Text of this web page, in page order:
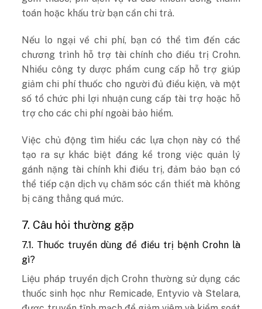
toán hoặc khấu trừ bạn cần chi trả.
Nếu lo ngại về chi phí, bạn có thể tìm đến các
chương trình hỗ trợ tài chính cho điều trị Crohn.
Nhiều công ty dược phẩm cung cấp hỗ trợ giúp
giảm chi phí thuốc cho người đủ điều kiện, và một
số tổ chức phi lợi nhuận cung cấp tài trợ hoặc hỗ
trợ cho các chi phí ngoài bảo hiểm.
Việc chủ động tìm hiểu các lựa chọn này có thể
tạo ra sự khác biệt đáng kể trong việc quản lý
gánh nặng tài chính khi điều trị, đảm bảo bạn có
thể tiếp cận dịch vụ chăm sóc cần thiết mà không
bị căng thẳng quá mức.
7. Câu hỏi thường gặp
7.1. Thuốc truyền dùng để điều trị bệnh Crohn là
gì?
Liệu pháp truyền dịch Crohn thường sử dụng các
thuốc sinh học như Remicade, Entyvio và Stelara,